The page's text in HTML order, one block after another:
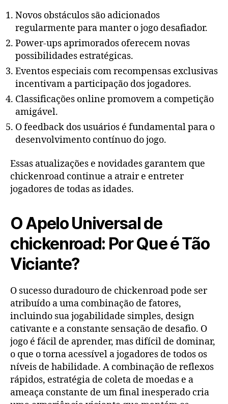
Novos obstáculos são adicionados
regularmente para manter o jogo desafiador.
Power-ups aprimorados oferecem novas
possibilidades estratégicas.
Eventos especiais com recompensas exclusivas
incentivam a participação dos jogadores.
Classificações online promovem a competição
amigável.
O feedback dos usuários é fundamental para o
desenvolvimento contínuo do jogo.
Essas atualizações e novidades garantem que
chickenroad continue a atrair e entreter
jogadores de todas as idades.
O Apelo Universal de
chickenroad: Por Que é Tão
Viciante?
O sucesso duradouro de chickenroad pode ser
atribuído a uma combinação de fatores,
incluindo sua jogabilidade simples, design
cativante e a constante sensação de desafio. O
jogo é fácil de aprender, mas difícil de dominar,
o que o torna acessível a jogadores de todos os
níveis de habilidade. A combinação de reflexos
rápidos, estratégia de coleta de moedas e a
ameaça constante de um final inesperado cria